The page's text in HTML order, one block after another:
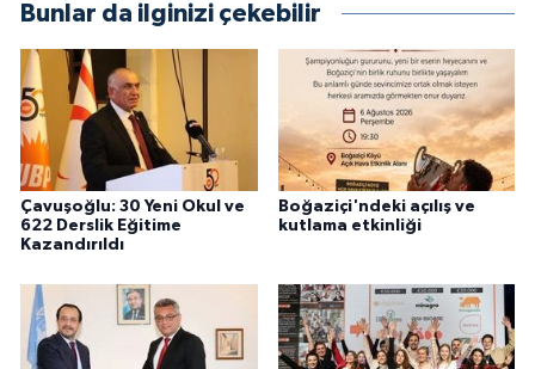
Bunlar da ilginizi çekebilir
Çavuşoğlu: 30 Yeni Okul ve
622 Derslik Eğitime
Kazandırıldı
Boğaziçi'ndeki açılış ve
kutlama etkinliği